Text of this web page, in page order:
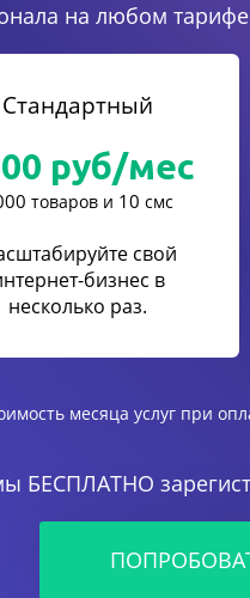
на любом
Стандартный
руб/мес
товаров и 10 смс
свой
бизнес в
несколько раз.
месяца услуг при
БЕСПЛАТНО